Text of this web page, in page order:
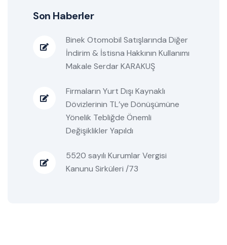
Son Haberler
Binek Otomobil Satışlarında Diğer
İndirim & İstisna Hakkının Kullanımı
Makale Serdar KARAKUŞ
Firmaların Yurt Dışı Kaynaklı
Dövizlerinin TL’ye Dönüşümüne
Yönelik Tebliğde Önemli
Değişiklikler Yapıldı
5520 sayılı Kurumlar Vergisi
Kanunu Sirküleri /73